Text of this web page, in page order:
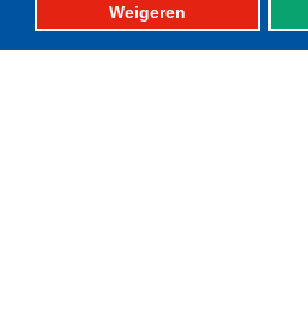
Weigeren
Postbus 59
8320 AB URK